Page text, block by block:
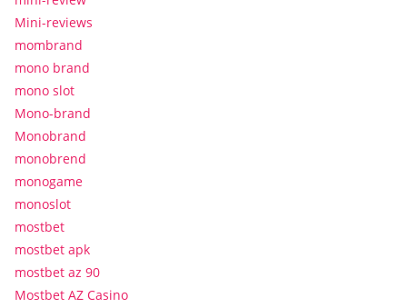
Mini-reviews
mombrand
mono brand
mono slot
Mono-brand
Monobrand
monobrend
monogame
monoslot
mostbet
mostbet apk
mostbet az 90
Mostbet AZ Casino